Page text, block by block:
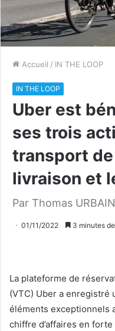
Accueil / IN THE LOOP
IN THE LOOP
Uber est
ses trois
transport
livraison et
Par Thomas
01/11/2022 3 minutes
La plateforme de
(VTC) Uber a enregistré
éléments exceptionnels
chiffre d’affaires en